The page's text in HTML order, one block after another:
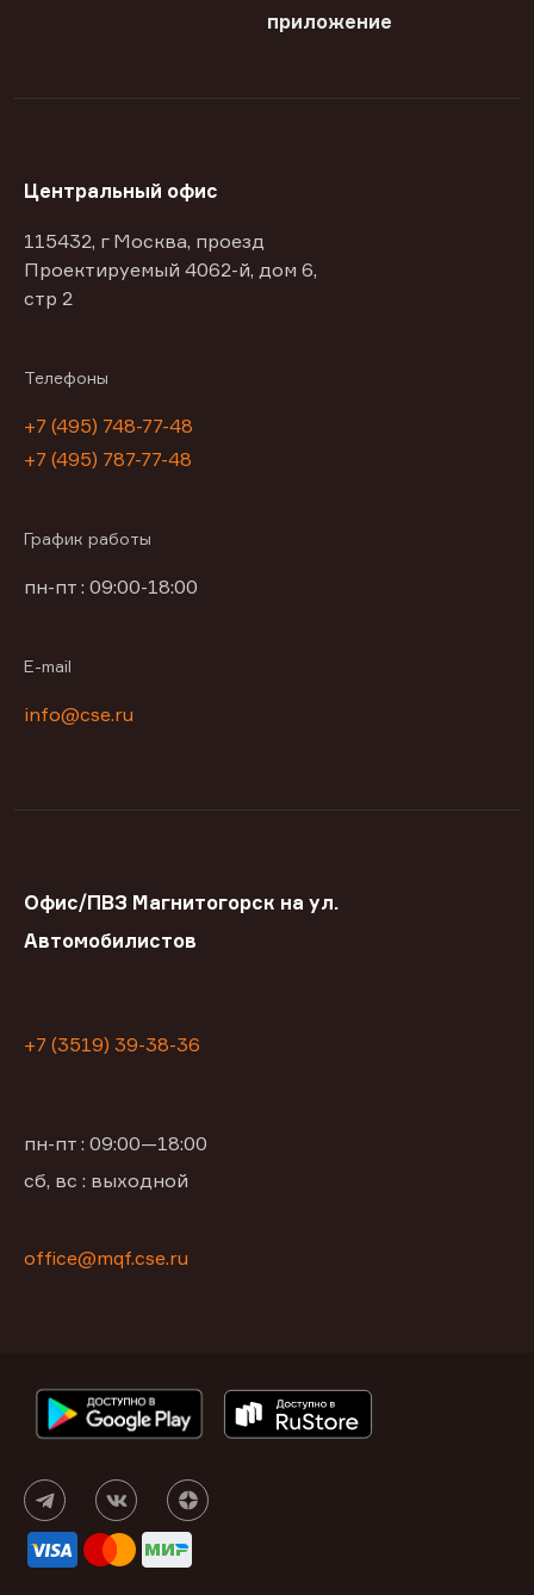
приложение
Центральный офис
115432, г Москва, проезд
Проектируемый 4062-й, дом 6,
стр 2
Телефоны
+7 (495) 748-77-48
+7 (495) 787-77-48
График работы
пн-пт : 09:00-18:00
E-mail
info@cse.ru
Офис/ПВЗ Магнитогорск на ул.
Автомобилистов
+7 (3519) 39-38-36
пн-пт : 09:00—18:00
сб, вс : выходной
office@mqf.cse.ru